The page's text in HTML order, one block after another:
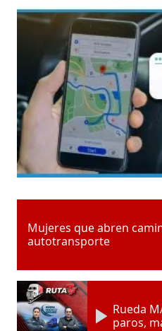
Mujeres que abren
autotransporte
Rueda
paros,